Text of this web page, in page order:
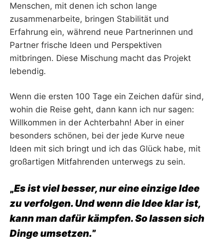
Menschen, mit denen ich schon lange
zusammenarbeite, bringen Stabilität und
Erfahrung ein, während neue Partnerinnen und
Partner frische Ideen und Perspektiven
mitbringen. Diese Mischung macht das Projekt
lebendig.
Wenn die ersten 100 Tage ein Zeichen dafür sind,
wohin die Reise geht, dann kann ich nur sagen:
Willkommen in der Achterbahn! Aber in einer
besonders schönen, bei der jede Kurve neue
Ideen mit sich bringt und ich das Glück habe, mit
großartigen Mitfahrenden unterwegs zu sein.
„Es ist viel besser, nur eine einzige Idee
zu verfolgen. Und wenn die Idee klar ist,
kann man dafür kämpfen. So lassen sich
Dinge umsetzen.”